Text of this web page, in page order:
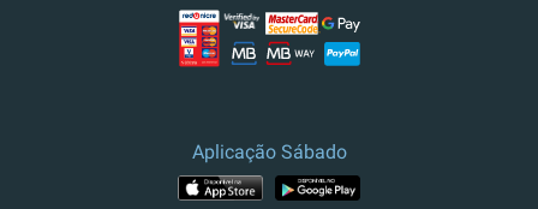
Aplicação Sábado